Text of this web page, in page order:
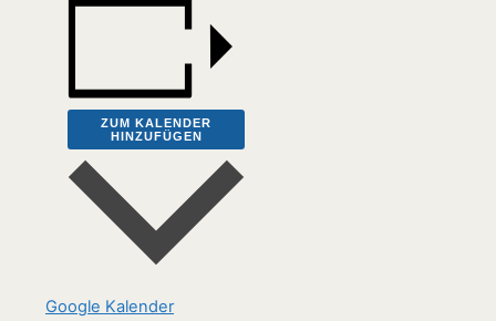
ZUM KALENDER
HINZUFÜGEN
Google Kalender